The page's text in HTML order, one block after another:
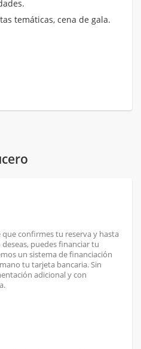
temáticas, cena de gala.
que confirmes tu reserva y hasta
deseas, puedes financiar tu
un sistema de financiación
tu tarjeta bancaria. Sin
adicional y con